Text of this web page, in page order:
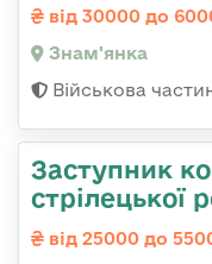
від 30000 до
Знам'янка
Військова
Заступник
стрілецької
від 25000 до